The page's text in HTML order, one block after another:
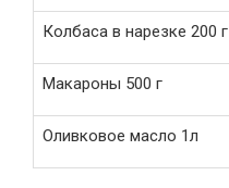
Колбаса в нарезке 200 г
Макароны 500 г
Оливковое масло 1л